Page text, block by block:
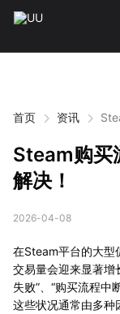
首页 资讯
Steam购买
解决！
2026-04-08
在Steam平台的大型
交易量会迎来显著增
失败”、“购买流程中
这些状况通常由多种